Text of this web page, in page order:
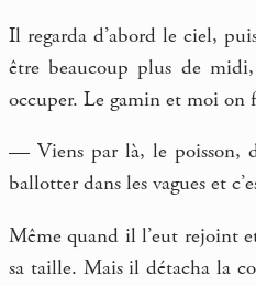
Il regarda d’abord le ciel,
être beaucoup plus de
occuper. Le gamin et moi on
— Viens par là, le poisson,
ballotter dans les vagues et
Même quand il l’eut rejoint
sa taille. Mais il détacha la